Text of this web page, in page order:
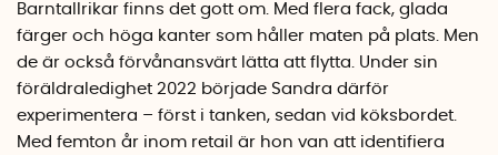
Barntallrikar finns det gott om. Med flera fack, glada
färger och höga kanter som håller maten på plats. Men
de är också förvånansvärt lätta att flytta. Under sin
föräldraledighet 2022 började Sandra därför
experimentera – först i tanken, sedan vid köksbordet.
Med femton år inom retail är hon van att identifiera